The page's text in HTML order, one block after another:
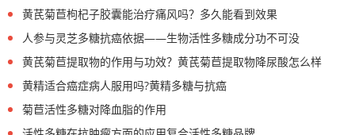
黄芪菊苣枸杞子胶囊能治疗痛风吗？多久能看到效果
人参与灵芝多糖抗癌依据——生物活性多糖成分功不可没
黄芪菊苣提取物的作用与功效？黄芪菊苣提取物降尿酸怎么样
黄精适合癌症病人服用吗?黄精多糖与抗癌
菊苣活性多糖对降血脂的作用